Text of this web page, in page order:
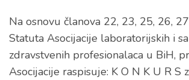
Na osnovu članova 22, 23, 25, 26,
Statuta Asocijacije laboratorijskih i
zdravstvenih profesionalaca u BiH,
Asocijacije raspisuje: K O N K U R S